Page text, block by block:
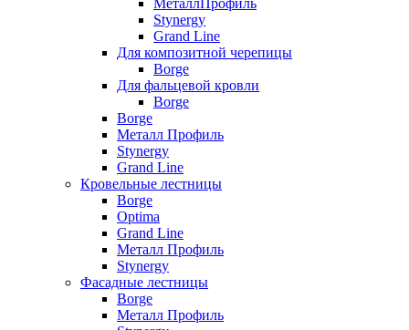
МеталлПрофиль
Stynergy
Grand Line
Для композитной черепицы
Borge
Для фальцевой кровли
Borge
Borge
Металл Профиль
Stynergy
Grand Line
Кровельные лестницы
Borge
Optima
Grand Line
Металл Профиль
Stynergy
Фасадные лестницы
Borge
Металл Профиль